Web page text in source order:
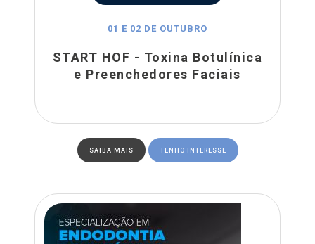
01 E 02 DE OUTUBRO
START HOF - Toxina Botulínica
e Preenchedores Faciais
SAIBA MAIS TENHO INTERESSE